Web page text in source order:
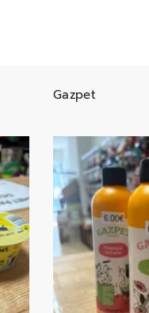
Gazpet